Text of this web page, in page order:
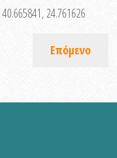
40.665841, 24.761626
Επόμενο